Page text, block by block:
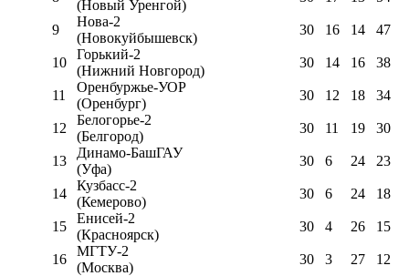
(Новый Уренгой)
9
Нова-2
(Новокуйбышевск)
30 16 14 47
10
Горький-2
(Нижний Новгород)
30 14 16 38
11
Оренбуржье-УОР
(Оренбург)
30 12 18 34
12
Белогорье-2
(Белгород)
30 11 19 30
13
Динамо-БашГАУ
(Уфа)
30 6 24 23
14
Кузбасс-2
(Кемерово)
30 6 24 18
15
Енисей-2
(Красноярск)
30 4 26 15
16
МГТУ-2
(Москва)
30 3 27 12